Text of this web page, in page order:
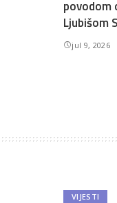
povodom
Ljubišom
jul 9, 2026
VIJESTI